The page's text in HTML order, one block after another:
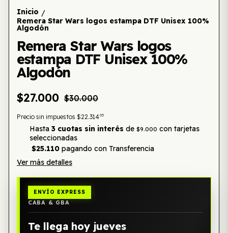
Inicio /
Remera Star Wars logos estampa DTF Unisex 100%
Algodón
Remera Star Wars logos
estampa DTF Unisex 100%
Algodón
$27.000 $30.000
Precio sin impuestos $22.31405
Hasta 3 cuotas sin interés de $9.000 con tarjetas
seleccionadas
$25.110pagando con Transferencia
Ver más detalles
ENVÍO EXPRESS
CABA & GBA
Te llega hoy jueves